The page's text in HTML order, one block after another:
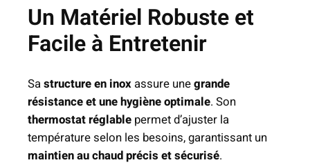
f
e
s
i
o
n
n
e
Un Matériel Robuste et
Facile à Entretenir
Sastructure en inox assure unegrande
résistance et une hygiène optimale. Son
thermostat réglable permet d’ajuster la
température selon les besoins, garantissant un
maintien au chaud précis et sécurisé.